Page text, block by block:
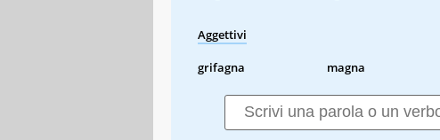
Aggettivi
grifagna magna